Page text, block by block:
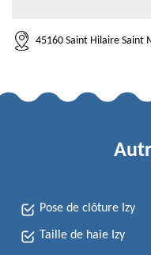
45160 Saint Hilaire Saint
Pose de clôture Izy
Taille de haie Izy